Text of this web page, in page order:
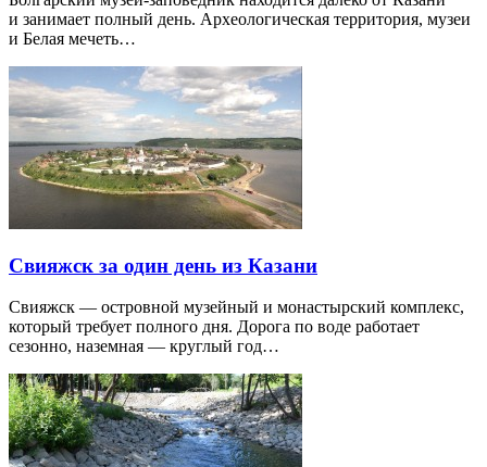
и занимает полный день. Археологическая территория, музеи
и Белая мечеть…
Свияжск за один день из Казани
Свияжск — островной музейный и монастырский комплекс,
который требует полного дня. Дорога по воде работает
сезонно, наземная — круглый год…